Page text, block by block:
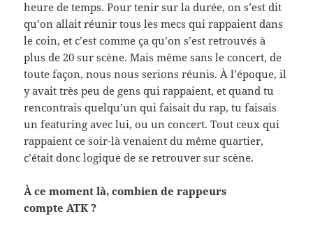
heure de temps. Pour tenir sur la durée, on s’est dit
qu’on allait réu­nir tous les mecs qui rap­paient dans
le coin, et c’est comme ça qu’on s’est retrou­vés à
plus de 20 sur scène. Mais même sans le con­cert, de
toute façon, nous nous seri­ons réu­nis. À l’époque, il
y avait très peu de gens qui rap­paient, et quand tu
ren­con­trais quelqu’un qui fai­sait du rap, tu fai­sais
un fea­tur­ing avec lui, ou un con­cert. Tout ceux qui
rap­paient ce soir-​là venaient du même quartier,
c’était donc logique de se retrou­ver sur scène.
À ce moment là, com­bien de rappeurs
compte ATK ?